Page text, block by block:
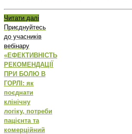
Читати далі
Приєднуйтесь
до учасників
вебінару
«ЕФЕКТИВНІСТЬ
РЕКОМЕНДАЦІЇ
ПРИ БОЛЮ В
ГОРЛІ: як
поєднати
клінічну
логіку, потреби
пацієнта та
комерційний